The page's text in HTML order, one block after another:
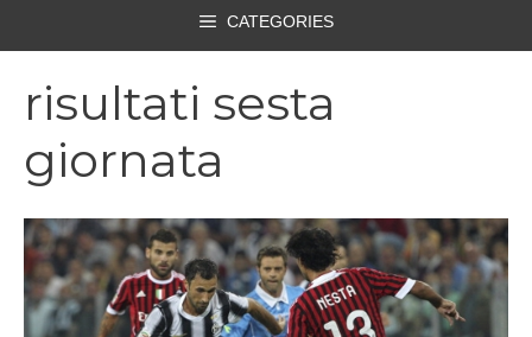
CATEGORIES
risultati sesta
giornata